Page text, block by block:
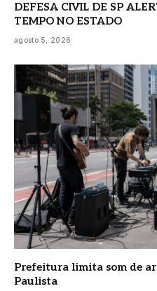
DEFESA CIVIL DE SP
TEMPO NO ESTADO
agosto 5, 2026
Prefeitura limita som de
Paulista